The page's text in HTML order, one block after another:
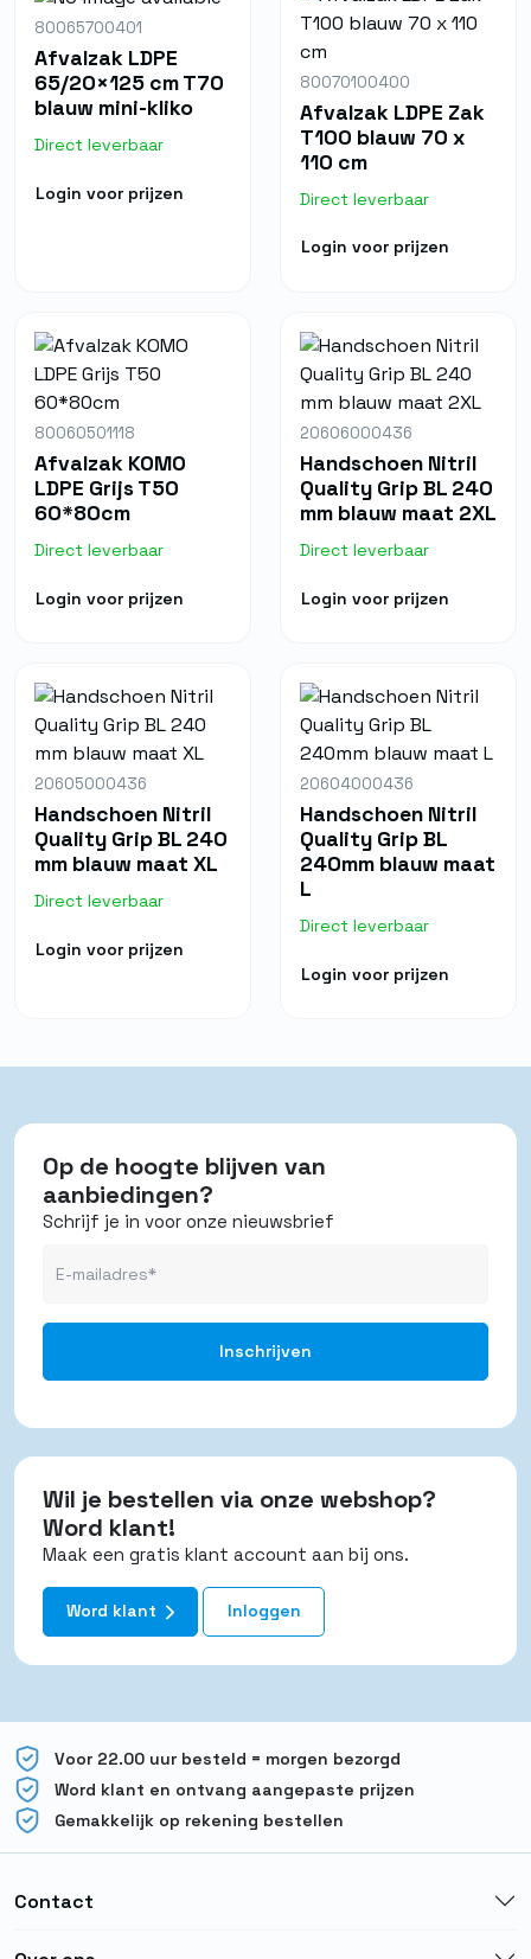
80065700401
Afvalzak LDPE
65/20×125 cm T70
blauw mini-kliko
Direct leverbaar
Login voor prijzen
80070100400
Afvalzak LDPE Zak
T100 blauw 70 x
110 cm
Direct leverbaar
Login voor prijzen
80060501118
Afvalzak KOMO
LDPE Grijs T50
60*80cm
Direct leverbaar
Login voor prijzen
20606000436
Handschoen Nitril
Quality Grip BL 240
mm blauw maat 2XL
Direct leverbaar
Login voor prijzen
20605000436
Handschoen Nitril
Quality Grip BL 240
mm blauw maat XL
Direct leverbaar
Login voor prijzen
20604000436
Handschoen Nitril
Quality Grip BL
240mm blauw maat
L
Direct leverbaar
Login voor prijzen
Op de hoogte blijven van
aanbiedingen?
Schrijf je in voor onze nieuwsbrief
Wil je bestellen via onze webshop?
Word klant!
Maak een gratis klant account aan bij ons.
Word klant Inloggen
Voor 22.00 uur besteld = morgen bezorgd
Word klant en ontvang aangepaste prijzen
Gemakkelijk op rekening bestellen
Contact